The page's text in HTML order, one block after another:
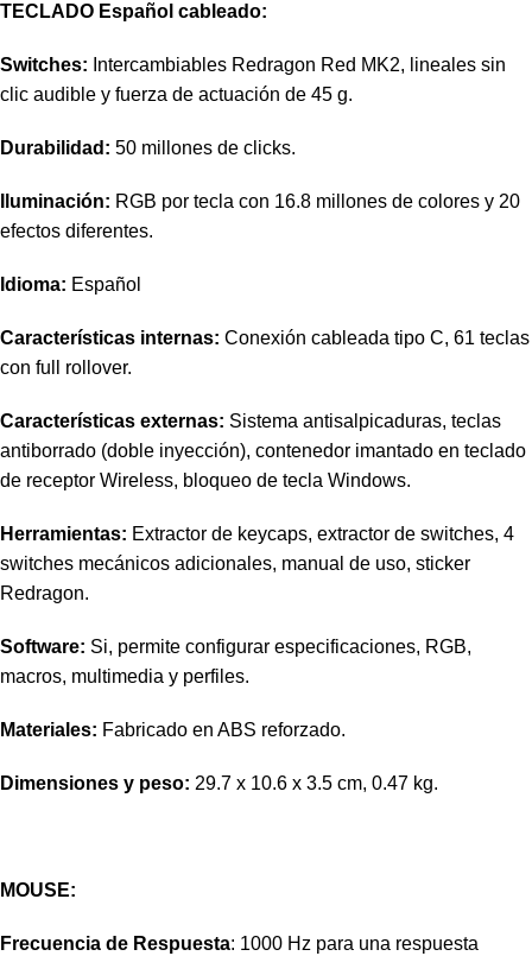
TECLADO Español cableado:
Switches: Intercambiables Redragon Red MK2, lineales sin
clic audible y fuerza de actuación de 45 g.
Durabilidad: 50 millones de clicks.
Iluminación: RGB por tecla con 16.8 millones de colores y 20
efectos diferentes.
Idioma: Español
Características internas: Conexión cableada tipo C, 61 teclas
con full rollover.
Características externas: Sistema antisalpicaduras, teclas
antiborrado (doble inyección), contenedor imantado en teclado
de receptor Wireless, bloqueo de tecla Windows.
Herramientas: Extractor de keycaps, extractor de switches, 4
switches mecánicos adicionales, manual de uso, sticker
Redragon.
Software: Si, permite configurar especificaciones, RGB,
macros, multimedia y perfiles.
Materiales: Fabricado en ABS reforzado.
Dimensiones y peso: 29.7 x 10.6 x 3.5 cm, 0.47 kg.
MOUSE:
Frecuencia de Respuesta: 1000 Hz para una respuesta